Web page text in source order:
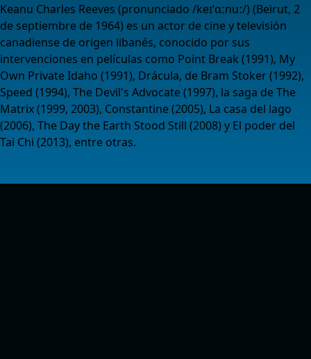
Keanu Charles Reeves (pronunciado /keɪˈɑːnuː/) (Beirut, 2
de septiembre de 1964) es un actor de cine y televisión
canadiense de origen libanés, conocido por sus
intervenciones en películas como Point Break (1991), My
Own Private Idaho (1991), Drácula, de Bram Stoker (1992),
Speed (1994), The Devil's Advocate (1997), la saga de The
Matrix (1999, 2003), Constantine (2005), La casa del lago
(2006), The Day the Earth Stood Still (2008) y El poder del
Tai Chi (2013), entre otras.